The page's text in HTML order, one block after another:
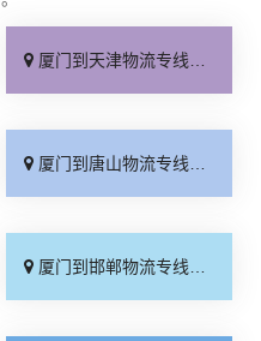
厦门到天津物流专线_运保时效「高效快运」
厦门到唐山物流专线_全境派送「收费介绍」
厦门到邯郸物流专线_物流拼车「全境配送」